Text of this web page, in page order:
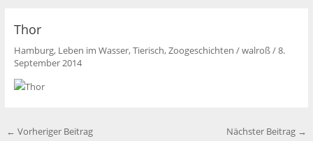
Thor
Hamburg, Leben im Wasser,Tierisch,Zoogeschichten /walroß/8.
September 2014
← Vorheriger Beitrag Nächster Beitrag →